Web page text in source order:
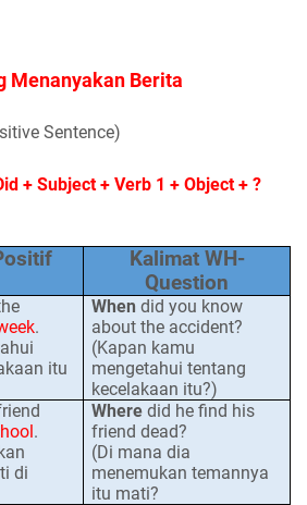
Menanyakan Berita
Sentence)
+ Subject + Verb 1 + Object + ?
Kalimat WH-
Question
.
itu
Whendid you know
about the accident?
(Kapan kamu
mengetahui tentang
kecelakaan itu?)
.
di
Wheredid he find his
friend dead?
(Di mana dia
menemukan temannya
itu mati?